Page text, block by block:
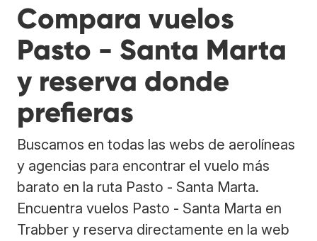
Compara vuelos
Pasto - Santa Marta
y reserva donde
prefieras
Buscamos en todas las webs de aerolíneas
y agencias para encontrar el vuelo más
barato en la ruta Pasto - Santa Marta.
Encuentra vuelos Pasto - Santa Marta en
Trabber y reserva directamente en la web